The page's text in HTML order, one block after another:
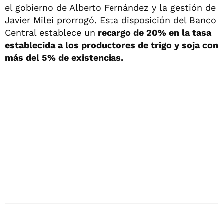
el gobierno de Alberto Fernández y la gestión de
Javier Milei prorrogó. Esta disposición del Banco
Central establece un recargo de 20% en la tasa
establecida a los productores de trigo y soja con
más del 5% de existencias.